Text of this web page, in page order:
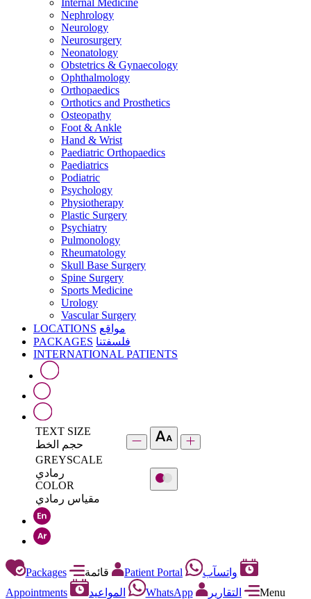
Internal Medicine
Nephrology
Neurology
Neurosurgery
Neonatology
Obstetrics & Gynaecology
Ophthalmology
Orthopaedics
Orthotics and Prosthetics
Osteopathy
Foot & Ankle
Hand & Wrist
Paediatric Orthopaedics
Paediatrics
Podiatric
Psychology
Physiotherapy
Plastic Surgery
Psychiatry
Pulmonology
Rheumatology
Skull Base Surgery
Spine Surgery
Sports Medicine
Urology
Vascular Surgery
LOCATIONS مواقع
PACKAGES فلسفتنا
INTERNATIONAL PATIENTS
TEXT SIZE
حجم الخط
GREYSCALE
رمادي
COLOR
مقياس رمادي
Packages Patient Portal
واتسآب
Appointments
المواعيد WhatsApp التقارير
Menu